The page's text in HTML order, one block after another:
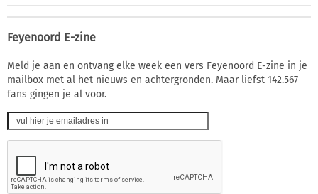
Feyenoord E-zine
Meld je aan en ontvang elke week een vers Feyenoord E-zine in je
mailbox met al het nieuws en achtergronden. Maar liefst 142.567
fans gingen je al voor.